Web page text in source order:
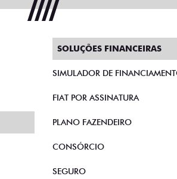
SOLUÇÕES FINANCEIRAS
SIMULADOR DE
FIAT POR ASSINATURA
PLANO FAZENDEIRO
CONSÓRCIO
SEGURO